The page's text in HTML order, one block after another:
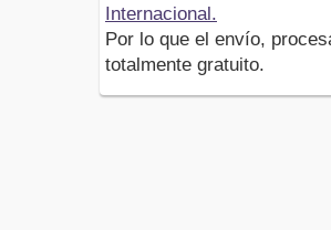
Internacional.
Por lo que el envío,
totalmente gratuito.